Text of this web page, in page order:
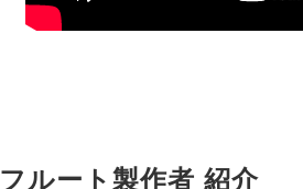
フルート製作者 紹介